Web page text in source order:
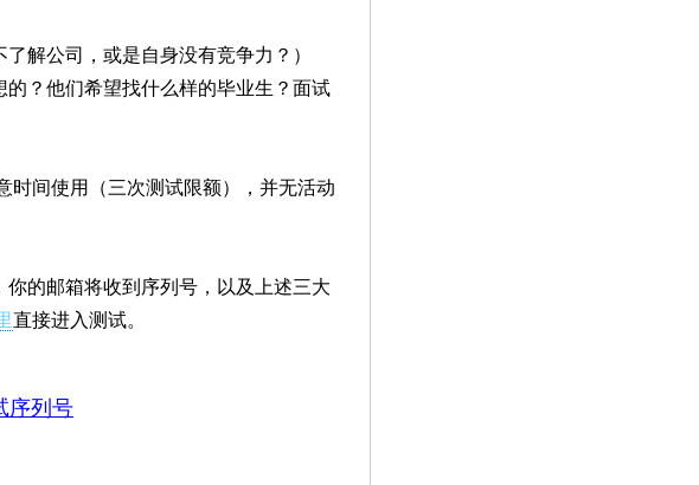
解公司，或是自身没有竞争力？）
？他们希望找什么样的毕业生？面试
时间使用（三次测试限额），并无活动
的邮箱将收到序列号，以及上述三大
直接进入测试。
序列号